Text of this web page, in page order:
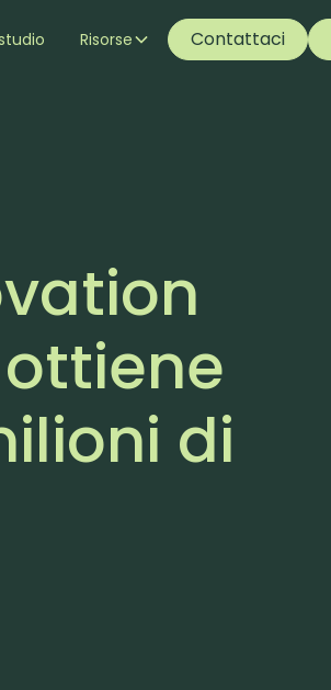
Risorse Contattaci
di